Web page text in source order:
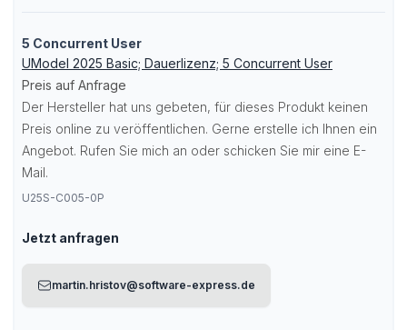
5 Concurrent User
UModel 2025 Basic; Dauerlizenz; 5 Concurrent User
Preis auf Anfrage
Der Hersteller hat uns gebeten, für dieses Produkt keinen
Preis online zu veröffentlichen. Gerne erstelle ich Ihnen ein
Angebot. Rufen Sie mich an oder schicken Sie mir eine E-
Mail.
U25S-C005-0P
Jetzt anfragen
martin.hristov@software-express.de